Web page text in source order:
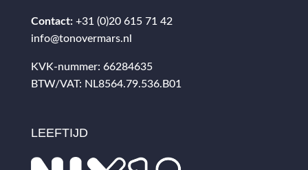
Contact: +31 (0)20 615 71 42
info@tonovermars.nl
KVK-nummer: 66284635
BTW/VAT: NL8564.79.536.B01
LEEFTIJD